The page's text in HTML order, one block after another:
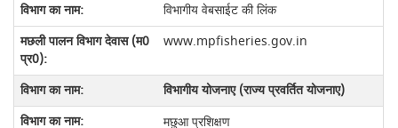
विभागीय वेबसाईट की लिंक
www.mpfisheries.gov.in
विभागीय योजनाए (राज्य प्रवर्तित योजनाए)
मछुआ प्रशिक्षण